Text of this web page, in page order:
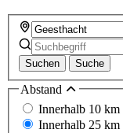
Suchen Suche
Abstand
Innerhalb 10 km
Innerhalb 25 km